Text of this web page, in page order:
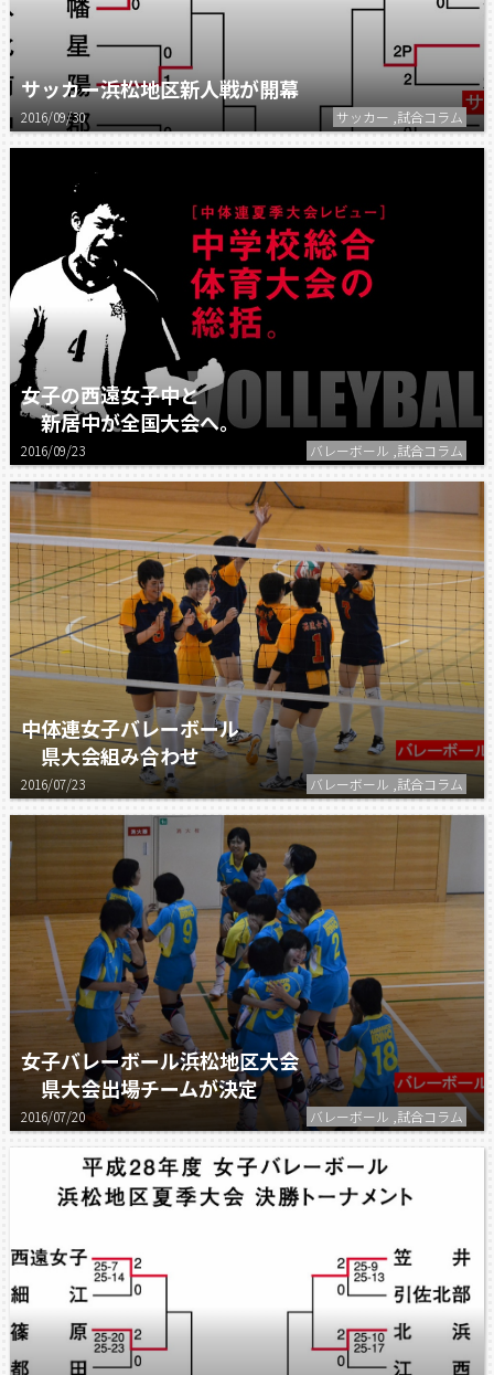
サッカー浜松地区新人戦が開幕
2016/09/30 サッカー ,試合コラム
女子の西遠女子中と
新居中が全国大会へ。
2016/09/23 バレーボール ,試合コラム
中体連女子バレーボール
県大会組み合わせ
2016/07/23 バレーボール ,試合コラム
女子バレーボール浜松地区大会
県大会出場チームが決定
2016/07/20 バレーボール ,試合コラム